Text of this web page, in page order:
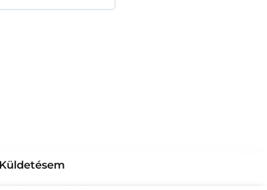
Küldetésem